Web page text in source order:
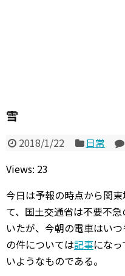
雪
2018/1/22 日常
Views: 23
今日は予報の時点から関
て、国土交通省は不要不
いたが、今朝の電車はい
の件については記事にな
いようなものである。